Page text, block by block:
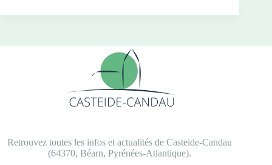
Retrouvez toutes les infos et actualités de Casteide-Candau
(64370, Béarn, Pyrénées-Atlantique).